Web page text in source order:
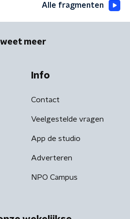
Alle fragmenten
weet meer
Info
Contact
Veelgestelde vragen
App de studio
Adverteren
NPO Campus